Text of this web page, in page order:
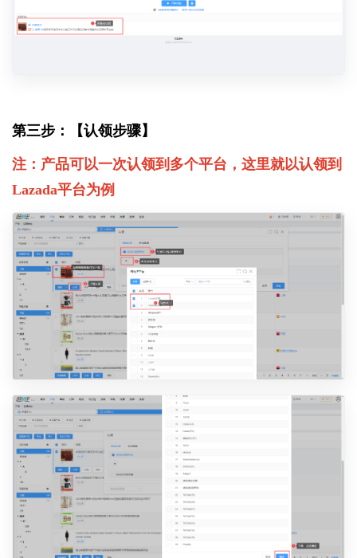
第三步：【认领步骤】
注：产品可以一次认领到多个平台，这里就以认领到
Lazada平台为例